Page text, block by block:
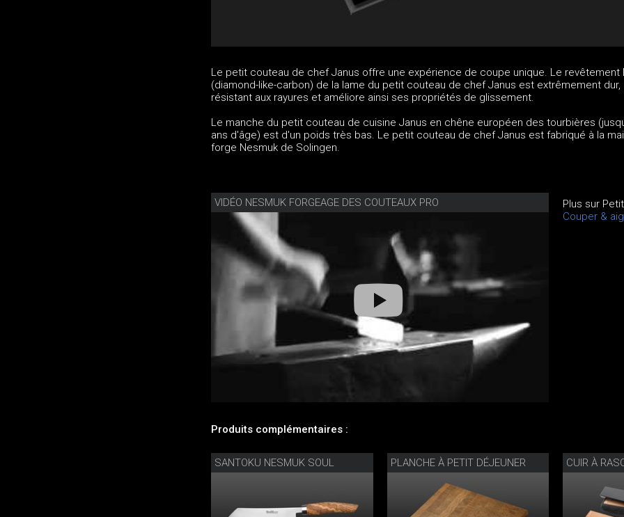
Le petit couteau de chef Janus offre une expérience de coupe unique. Le revêtement
(diamond-like-carbon) de la lame du petit couteau de chef Janus est extrêmement dur,
résistant aux rayures et améliore ainsi ses propriétés de glissement.
Le manche du petit couteau de cuisine Janus en chêne européen des tourbières
ans d'âge) est d'un poids très bas. Le petit couteau de chef Janus est fabriqué à la
forge Nesmuk de Solingen.
VIDÉO NESMUK FORGEAGE DES COUTEAUX PRO
Plus sur
Couper &
Produits complémentaires :
SANTOKU NESMUK SOUL PLANCHE À PETIT DÉJEUNER CUIR À